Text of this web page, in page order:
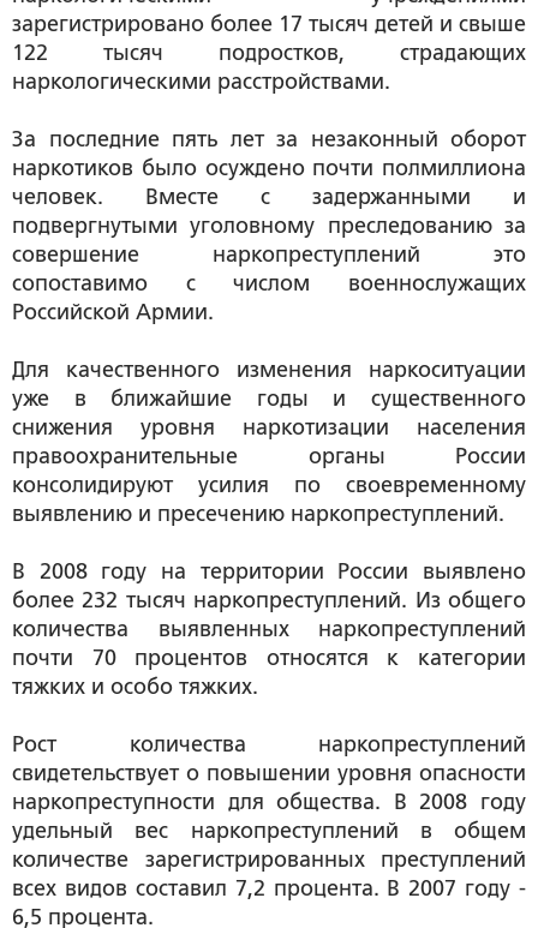
зарегистрировано более 17 тысяч детей и свыше
122 тысяч подростков, страдающих
наркологическими расстройствами.
За последние пять лет за незаконный оборот
наркотиков было осуждено почти полмиллиона
человек. Вместе с задержанными и
подвергнутыми уголовному преследованию за
совершение наркопреступлений это
сопоставимо с числом военнослужащих
Российской Армии.
Для качественного изменения наркоситуации
уже в ближайшие годы и существенного
снижения уровня наркотизации населения
правоохранительные органы России
консолидируют усилия по своевременному
выявлению и пресечению наркопреступлений.
В 2008 году на территории России выявлено
более 232 тысяч наркопреступлений. Из общего
количества выявленных наркопреступлений
почти 70 процентов относятся к категории
тяжких и особо тяжких.
Рост количества наркопреступлений
свидетельствует о повышении уровня опасности
наркопреступности для общества. В 2008 году
удельный вес наркопреступлений в общем
количестве зарегистрированных преступлений
всех видов составил 7,2 процента. В 2007 году -
6,5 процента.